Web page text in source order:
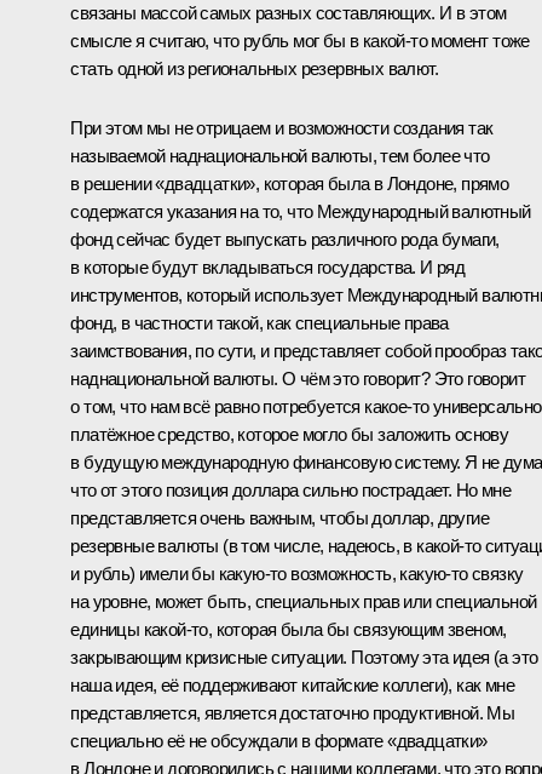
связаны массой самых разных составляющих. И в этом
смысле я считаю, что рубль мог бы в какой‑то момент тоже
стать одной из региональных резервных валют.
При этом мы не отрицаем и возможности создания так
называемой наднациональной валюты, тем более что
в решении «двадцатки», которая была в Лондоне, прямо
содержатся указания на то, что Международный валютный
фонд сейчас будет выпускать различного рода бумаги,
в которые будут вкладываться государства. И ряд
инструментов, который использует Международный
фонд, в частности такой, как специальные права
заимствования, по сути, и представляет собой прообраз
наднациональной валюты. О чём это говорит? Это говорит
о том, что нам всё равно потребуется какое‑то
платёжное средство, которое могло бы заложить основу
в будущую международную финансовую систему. Я не
что от этого позиция доллара сильно пострадает. Но мне
представляется очень важным, чтобы доллар, другие
резервные валюты (в том числе, надеюсь, в какой‑то
и рубль) имели бы какую‑то возможность, какую‑то связку
на уровне, может быть, специальных прав или специальной
единицы какой‑то, которая была бы связующим звеном,
закрывающим кризисные ситуации. Поэтому эта идея (а это
наша идея, её поддерживают китайские коллеги), как мне
представляется, является достаточно продуктивной. Мы
специально её не обсуждали в формате «двадцатки»
в Лондоне и договорились с нашими коллегами, что это